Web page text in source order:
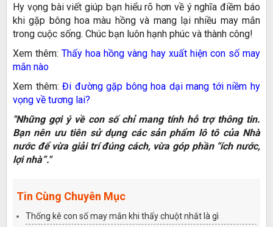
Hy vọng bài viết giúp bạn hiểu rõ hơn về ý nghĩa điềm báo
khi gặp bông hoa màu hồng và mang lại nhiều may mắn
trong cuộc sống. Chúc bạn luôn hạnh phúc và thành công!
Xem thêm:Thấy hoa hồng vàng hay xuất hiện con số may
mắn nào
Xem thêm:Đi đường gặp bông hoa dại mang tới niềm hy
vọng về tương lai?
"Những gợi ý về con số chỉ mang tính hỗ trợ thông tin.
Bạn nên ưu tiên sử dụng các sản phẩm lô tô của Nhà
nước để vừa giải trí đúng cách, vừa góp phần “ích nước,
lợi nhà”."
Tin Cùng Chuyên Mục
Thống kê con số may mắn khi thấy chuột nhắt là gì